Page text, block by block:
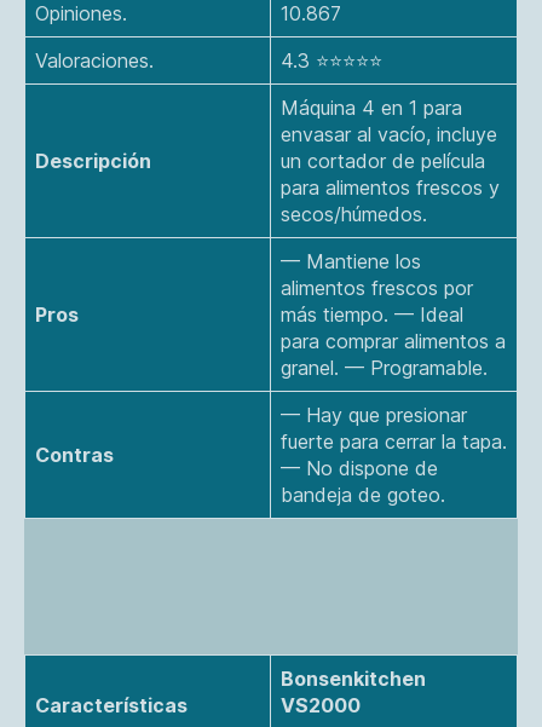
Opiniones.
10.867
Valoraciones.
4.3 ⭐⭐⭐⭐⭐
Descripción
Máquina 4 en 1 para
envasar al vacío, incluye
un cortador de película
para alimentos frescos y
secos/húmedos​.
Pros
— Mantiene los
alimentos frescos por
más tiempo. — Ideal
para comprar alimentos a
granel. — Programable.
Contras
— Hay que presionar
fuerte para cerrar la tapa.
— No dispone de
bandeja de goteo.
Características
Bonsenkitchen
VS2000